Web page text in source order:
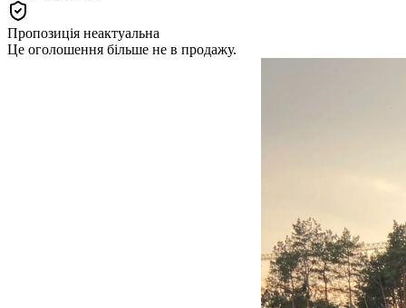
Пропозиція неактуальна
Це оголошення більше не в продажу.